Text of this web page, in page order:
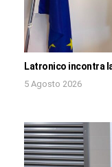
Latronico incontra
5 Agosto 2026